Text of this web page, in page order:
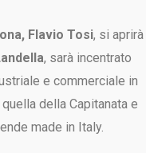
Flavio Tosi, si aprirà
, sarà incentrato
e commerciale in
della Capitanata e
made in Italy.